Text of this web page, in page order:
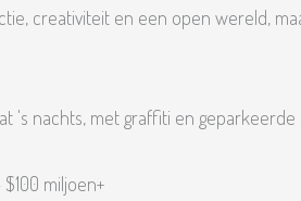
creativiteit en een open wereld,
miljoen+